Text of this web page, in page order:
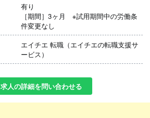
有り
［期間］3ヶ月 ※試用期間中の労働条
件変更なし
エイチエ 転職（エイチエの転職支援サ
ービス）
求人の詳細を問い合わせる